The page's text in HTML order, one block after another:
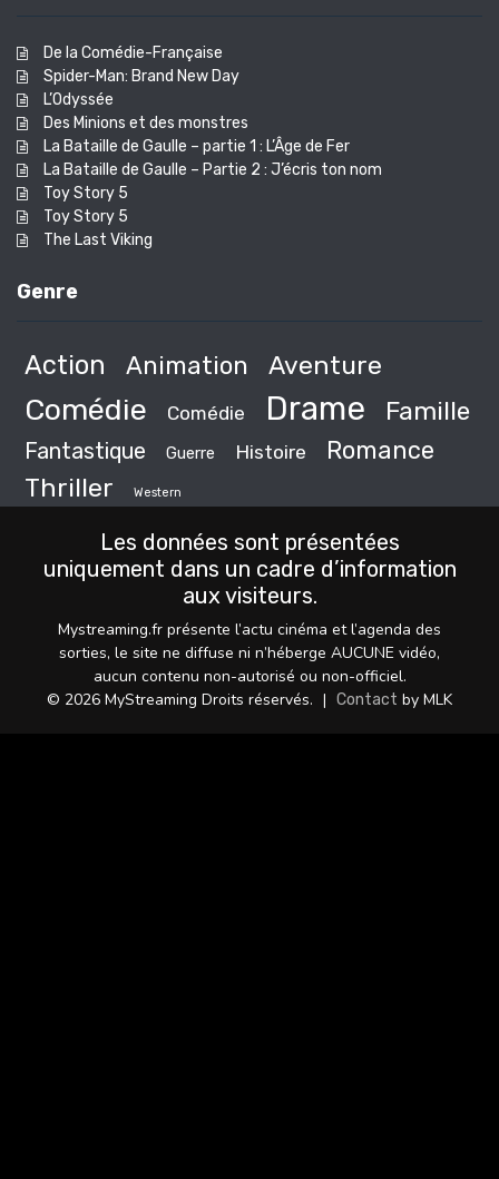
De la Comédie-Française
Spider-Man: Brand New Day
L’Odyssée
Des Minions et des monstres
La Bataille de Gaulle – partie 1 : L’Âge de Fer
La Bataille de Gaulle – Partie 2 : J’écris ton nom
Toy Story 5
Toy Story 5
The Last Viking
Genre
Action Animation Aventure
Comédie Comédie Drame Famille
Fantastique Guerre Histoire Romance
Thriller Western
Les données sont présentées
uniquement dans un cadre d’information
aux visiteurs.
Mystreaming.fr présente l’actu cinéma et l’agenda des
sorties, le site ne diffuse ni n’héberge AUCUNE vidéo,
aucun contenu non-autorisé ou non-officiel.
© 2026 MyStreaming Droits réservés. | Contact by MLK